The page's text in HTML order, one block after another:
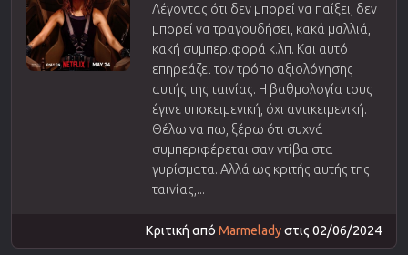
Λέγοντας ότι δεν μπορεί να παίξει, δεν
μπορεί να τραγουδήσει, κακά μαλλιά,
κακή συμπεριφορά κ.λπ. Και αυτό
επηρεάζει τον τρόπο αξιολόγησης
αυτής της ταινίας. Η βαθμολογία τους
έγινε υποκειμενική, όχι αντικειμενική.
Θέλω να πω, ξέρω ότι συχνά
συμπεριφέρεται σαν ντίβα στα
γυρίσματα. Αλλά ως κριτής αυτής της
ταινίας,...
Κριτική από Marmeladyστις 02/06/2024